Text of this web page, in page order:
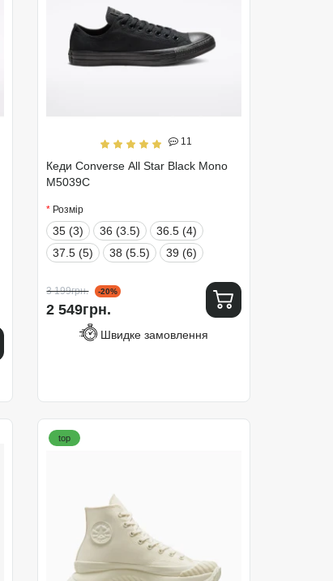
11
Кеди Converse All Star Black Mono
M5039C
Розмір
35 (3) 36 (3.5)
36.5 (4)
37.5 (5)
38 (5.5) 39 (6)
3 199грн. -20%
2 549грн.
Швидке замовлення
top